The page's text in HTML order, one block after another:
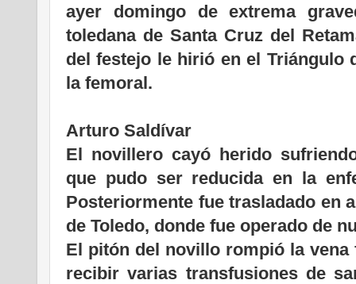
ayer domingo de extrema
toledana de Santa Cruz del
del festejo le hirió en el Triángulo
la femoral.
Arturo Saldívar
El novillero cayó herido
que pudo ser reducida en la
Posteriormente fue trasladado en
de Toledo, donde fue operado de
El pitón del novillo rompió la
recibir varias transfusiones de